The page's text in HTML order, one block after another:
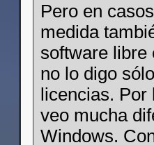
Pero en
medida
software libre
no lo digo
licencias. Por
veo mucha
Windows.